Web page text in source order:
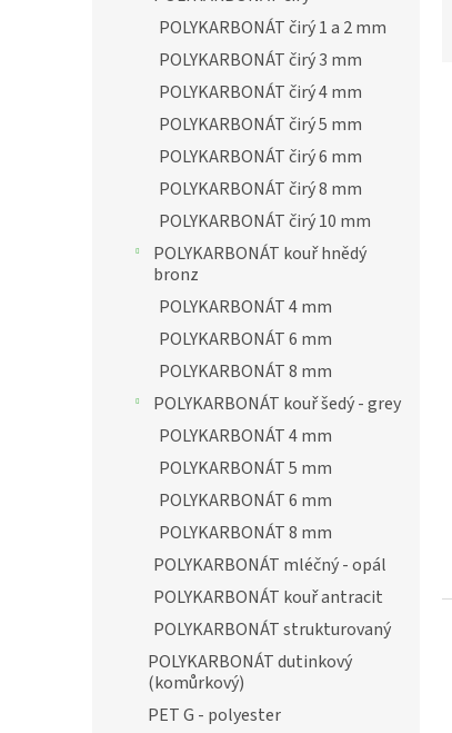
POLYKARBONÁT čirý 1 a 2 mm
POLYKARBONÁT čirý 3 mm
POLYKARBONÁT čirý 4 mm
POLYKARBONÁT čirý 5 mm
POLYKARBONÁT čirý 6 mm
POLYKARBONÁT čirý 8 mm
POLYKARBONÁT čirý 10 mm
POLYKARBONÁT kouř hnědý
bronz
POLYKARBONÁT 4 mm
POLYKARBONÁT 6 mm
POLYKARBONÁT 8 mm
POLYKARBONÁT kouř šedý - grey
POLYKARBONÁT 4 mm
POLYKARBONÁT 5 mm
POLYKARBONÁT 6 mm
POLYKARBONÁT 8 mm
POLYKARBONÁT mléčný - opál
POLYKARBONÁT kouř antracit
POLYKARBONÁT strukturovaný
POLYKARBONÁT dutinkový
(komůrkový)
PET G - polyester